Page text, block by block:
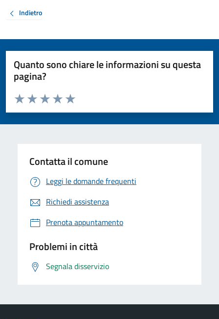
Indietro
Quanto sono chiare le informazioni su questa
pagina?
Valuta da 1 a 5 stelle la pagina
Valuta 5 stelle su 5
Valuta 4 stelle su 5
Valuta 3 stelle su 5
Valuta 2 stelle su 5
Valuta 1 stelle su 5
Contatta il comune
Leggi le domande frequenti
Richiedi assistenza
Prenota appuntamento
Problemi in città
Segnala disservizio